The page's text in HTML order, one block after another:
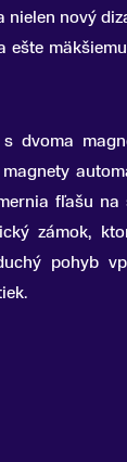
nový
ešte
dvoma
fľašu na
zámok,
pohyb